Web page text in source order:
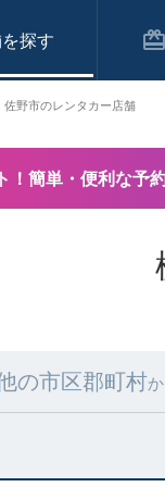
！簡単・便利な予
の市区郡町村
佐野市のレンタカー店舗